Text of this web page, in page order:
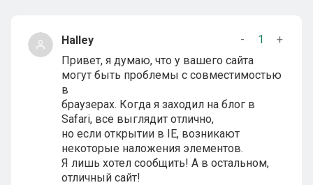
Halley - 1
+
Привет, я думаю, что у вашего сайта
могут быть проблемы с совместимостью
в
браузерах. Когда я заходил на блог в
Safari, все выглядит отлично,
но если открытии в IE, возникают
некоторые наложения элементов.
Я лишь хотел сообщить! А в остальном,
отличный сайт!